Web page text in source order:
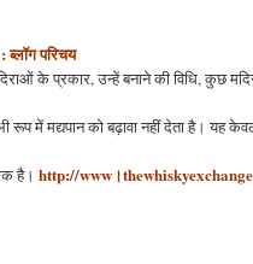
: ब्लॉग परिचय
के प्रकार, उन्हें बनाने की विधि, कुछ
रूप में मद्यपान को बढ़ावा नहीं देता है।
है।http://